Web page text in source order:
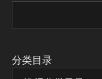
分类目录